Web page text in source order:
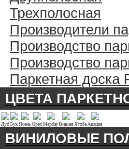
Трехполосная
Производители
Производство
Производство
Паркетная доска
ЦВЕТА
ДубБук ЯсеньОрехМербауВишня Ятоба Акация
ВИНИЛОВЫЕ